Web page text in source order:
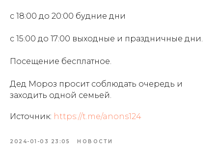
с 18:00 до 20:00 будние дни
с 15:00 до 17:00 выходные и праздничные дни.
Посещение бесплатное.
Дед Мороз просит соблюдать очередь и
заходить одной семьей.
Источник: https://t.me/anons124
2024-01-03 23:05 НОВОСТИ